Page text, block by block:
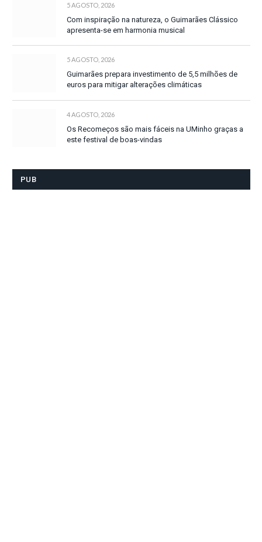
5 AGOSTO, 2026
Com inspiração na natureza, o Guimarães Clássico
apresenta-se em harmonia musical
5 AGOSTO, 2026
Guimarães prepara investimento de 5,5 milhões de
euros para mitigar alterações climáticas
4 AGOSTO, 2026
Os Recomeços são mais fáceis na UMinho graças a
este festival de boas-vindas
PUB